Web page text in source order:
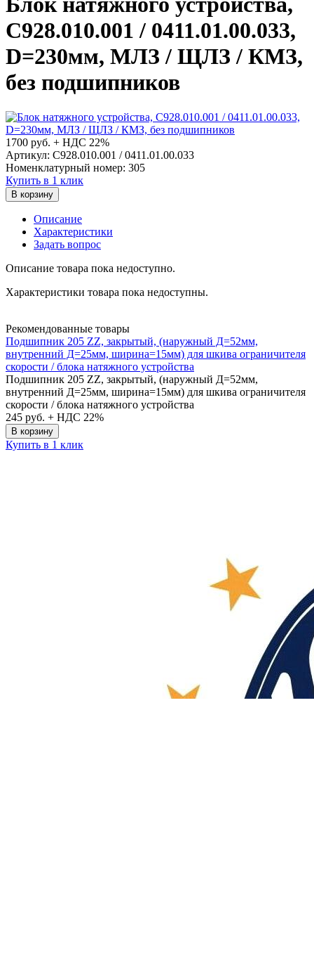
С928.010.001 / 0411.01.00.033,
D=230мм, МЛЗ / ЩЛЗ / КМЗ,
без подшипников
1700 руб. + НДС 22%
Артикул: С928.010.001 / 0411.01.00.033
Номенклатурный номер: 305
Купить в 1 клик
В корзину
Описание
Характеристики
Задать вопрос
Описание товара пока недоступно.
Характеристики товара пока недоступны.
Рекомендованные товары
Подшипник 205 ZZ, закрытый, (наружный Д=52мм,
внутренний Д=25мм, ширина=15мм) для шкива ограничителя
скорости / блока натяжного устройства
Подшипник 205 ZZ, закрытый, (наружный Д=52мм,
внутренний Д=25мм, ширина=15мм) для шкива ограничителя
скорости / блока натяжного устройства
245 руб. + НДС 22%
В корзину
Купить в 1 клик